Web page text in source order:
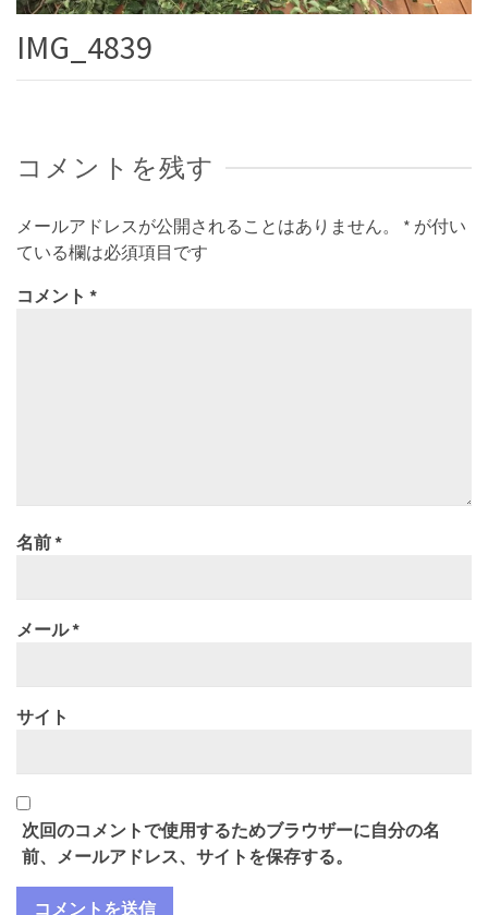
IMG_4839
コメントを残す
メールアドレスが公開されることはありません。 * が付い
ている欄は必須項目です
コメント *
名前*
メール*
サイト
次回のコメントで使用するためブラウザーに自分の名
前、メールアドレス、サイトを保存する。